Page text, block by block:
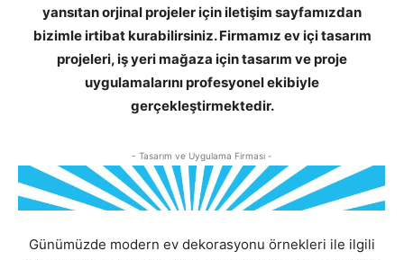
yansıtan orjinal projeler için iletişim sayfamızdan
bizimle irtibat kurabilirsiniz. Firmamız ev içi tasarım
projeleri, iş yeri mağaza için tasarım ve proje
uygulamalarını profesyonel ekibiyle
gerçekleştirmektedir.
- Tasarım ve Uygulama Firması -
Günümüzde modern ev dekorasyonu örnekleri ile ilgili